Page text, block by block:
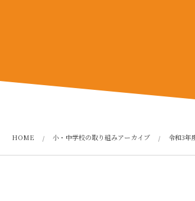
HOME 小・中学校の取り組みアーカイブ 令和3年